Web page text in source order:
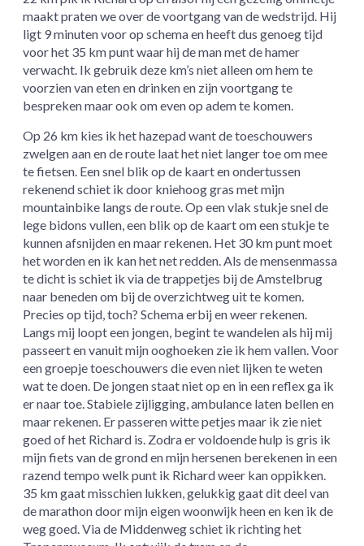
maakt praten we over de voortgang van de wedstrijd. Hij
ligt 9 minuten voor op schema en heeft dus genoeg tijd
voor het 35 km punt waar hij de man met de hamer
verwacht. Ik gebruik deze km’s niet alleen om hem te
voorzien van eten en drinken en zijn voortgang te
bespreken maar ook om even op adem te komen.
Op 26 km kies ik het hazepad want de toeschouwers
zwelgen aan en de route laat het niet langer toe om mee
te fietsen. Een snel blik op de kaart en ondertussen
rekenend schiet ik door kniehoog gras met mijn
mountainbike langs de route. Op een vlak stukje snel de
lege bidons vullen, een blik op de kaart om een stukje te
kunnen afsnijden en maar rekenen. Het 30 km punt moet
het worden en ik kan het net redden. Als de mensenmassa
te dicht is schiet ik via de trappetjes bij de Amstelbrug
naar beneden om bij de overzichtweg uit te komen.
Precies op tijd, toch? Schema erbij en weer rekenen.
Langs mij loopt een jongen, begint te wandelen als hij mij
passeert en vanuit mijn ooghoeken zie ik hem vallen. Voor
een groepje toeschouwers die even niet lijken te weten
wat te doen. De jongen staat niet op en in een reflex ga ik
er naar toe. Stabiele zijligging, ambulance laten bellen en
maar rekenen. Er passeren witte petjes maar ik zie niet
goed of het Richard is. Zodra er voldoende hulp is gris ik
mijn fiets van de grond en mijn hersenen berekenen in een
razend tempo welk punt ik Richard weer kan oppikken.
35 km gaat misschien lukken, gelukkig gaat dit deel van
de marathon door mijn eigen woonwijk heen en ken ik de
weg goed. Via de Middenweg schiet ik richting het